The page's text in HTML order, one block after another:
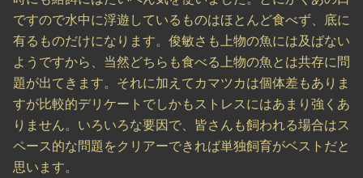
ですので水中に浮遊しているものはほとんど食べず、底に
有るものだけになります。俊敏さも上物の魚には及ばない
ようですから、当然どちらも食べる上物の魚とは共存に問
題が出てきます。それに加えてカマツカは個体差もありま
すが比較的デリケートでしかもストレスにはあまり強くあ
りません。いろいろな要因で、皆さんも飼われる場合はス
ペース的な問題をクリアーできれば単独飼育がベストだと
思います。